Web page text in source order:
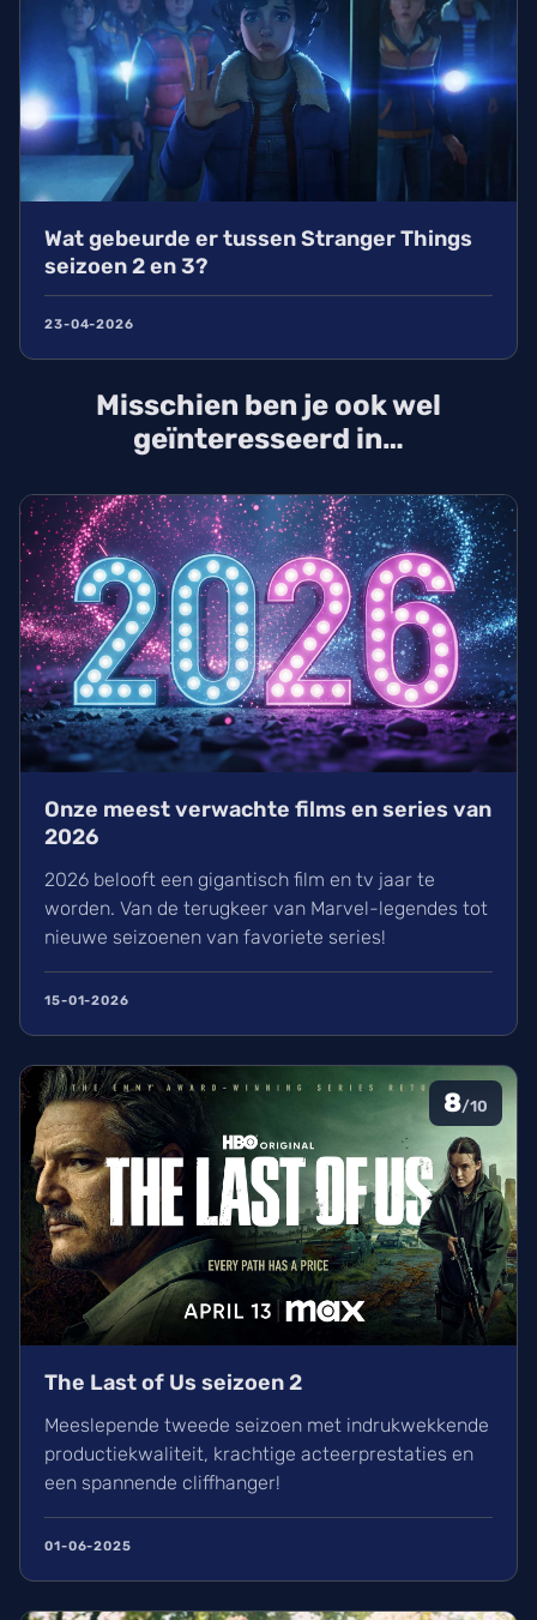
Wat gebeurde er tussen Stranger Things
seizoen 2 en 3?
23-04-2026
Misschien ben je ook wel
geïnteresseerd in…
Onze meest verwachte films en series van
2026
2026 belooft een gigantisch film en tv jaar te
worden. Van de terugkeer van Marvel-legendes tot
nieuwe seizoenen van favoriete series!
15-01-2026
8/10
The Last of Us seizoen 2
Meeslepende tweede seizoen met indrukwekkende
productiekwaliteit, krachtige acteerprestaties en
een spannende cliffhanger!
01-06-2025